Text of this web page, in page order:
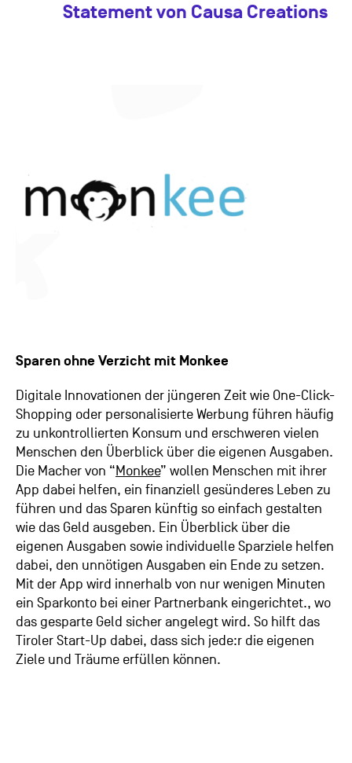
Statement von Causa Creations
Sparen ohne Verzicht mit Monkee
Digitale Innovationen der jüngeren Zeit wie One-Click-
Shopping oder personalisierte Werbung führen häufig
zu unkontrollierten Konsum und erschweren vielen
Menschen den Überblick über die eigenen Ausgaben.
Die Macher von “Monkee” wollen Menschen mit ihrer
App dabei helfen, ein finanziell gesünderes Leben zu
führen und das Sparen künftig so einfach gestalten
wie das Geld ausgeben. Ein Überblick über die
eigenen Ausgaben sowie individuelle Sparziele helfen
dabei, den unnötigen Ausgaben ein Ende zu setzen.
Mit der App wird innerhalb von nur wenigen Minuten
ein Sparkonto bei einer Partnerbank eingerichtet., wo
das gesparte Geld sicher angelegt wird. So hilft das
Tiroler Start-Up dabei, dass sich jede:r die eigenen
Ziele und Träume erfüllen können.